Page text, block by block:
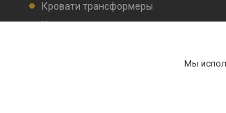
Кровати трансформеры
Кровати детские маятник, ящик для
Мы